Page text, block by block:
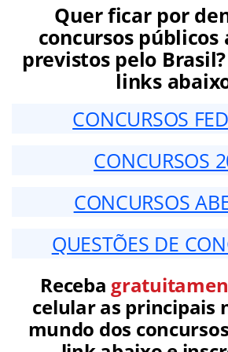
Quer ficar por
concursos públicos
previstos pelo
links
CONCURSOS
CONCURSOS
CONCURSOS
QUESTÕES DE
Receba
celular as principais
mundo dos